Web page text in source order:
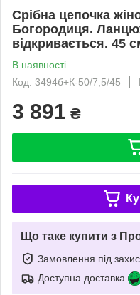
Срібна цепочка
Богородиця.
відкривається. 45
В наявності
Код: 3494б+К-50/7,5/45
3 891 ₴
Що таке купити з
Замовлення під
Доступна доставка